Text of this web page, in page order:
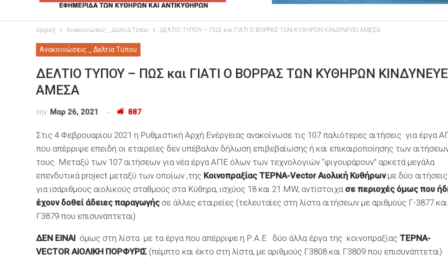
Αρχική Ανακοινώσεις _ Δελτία Τύπου ΔΕΛΤΙΟ ΤΥΠΟΥ – ΠΩΣ και ΓΙΑΤΙ Ο ΒΟΡΡΑΣ ΤΩΝ ΚΥΘΗΡΩΝ ΚΙΝΔΥΝΕΥΕΙ ΑΜΕΣΑ
Ανακοινώσεις _ Δελτία Τύπου
ΔΕΛΤΙΟ ΤΥΠΟΥ – ΠΩΣ και ΓΙΑΤΙ Ο ΒΟΡΡΑΣ ΤΩΝ ΚΥΘΗΡΩΝ
ΑΜΕΣΑ
την Μαρ 26, 2021 887
Στις 4 Φεβρουαρίου 2021 η Ρυθμιστική Αρχή Ενέργειας ανακοίνωσε τις 107 παλιότερες αιτήσεις για έργα
που απέρριψε επειδή οι εταιρείες δεν υπέβαλαν δήλωση επιβεβαίωσης ή και επικαιροποίησης των
τους. Μεταξύ των 107 αιτήσεων για νέα έργα ΑΠΕ όλων των τεχνολογιών “φιγουράρουν” αρκετά μεγάλα
επενδυτικά project μεταξύ των οποίων ,της Κοινοπραξίας ΤΕΡΝΑ-VectorΑιολική Κυθήρωνμε δύο αιτήσεις
για ισάριθμους αιολικούς σταθμούς στα Κύθηρα, ισχύος 18 και 21 MW, αντίστοιχα σε περιοχές όμως που
έχουν δοθεί άδειες παραγωγήςσε άλλες εταιρείες (τελευταίες στη λίστα αιτήσεων με αριθμούς Γ-3877 και
Γ3879 που επισυνάπτεται)
ΔΕΝ ΕΙΝΑΙ όμως στη λίστα με τα έργα που απέρριψε η Ρ.Α.Ε δύο άλλα έργα της κοινοπραξίας ΤΕΡΝΑ-
VECTORΑΙΟΛΙΚΗ ΠΟΡΦΥΡΙΣ (πέμπτο και έκτο στη λίστα, με αριθμούς Γ3808 και Γ3809 που επισυνάπτεται)